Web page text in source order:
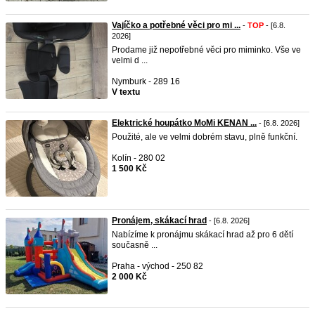
Vajíčko a potřebné věci pro mi ... - TOP - [6.8.
2026]
Prodame již nepotřebné věci pro miminko. Vše ve
velmi d ...
Nymburk - 289 16
V textu
Elektrické houpátko MoMi KENAN ... - [6.8. 2026]
Použité, ale ve velmi dobrém stavu, plně funkční.
Kolín - 280 02
1 500 Kč
Pronájem, skákací hrad - [6.8. 2026]
Nabízíme k pronájmu skákací hrad až pro 6 dětí
současně ...
Praha - východ - 250 82
2 000 Kč